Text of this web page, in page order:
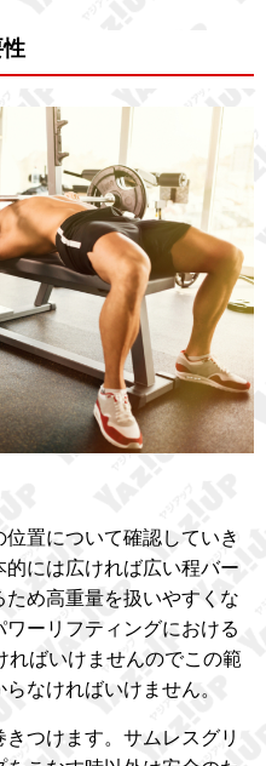
置について確認していき
には広ければ広い程バー
め高重量を扱いやすくな
ーリフティングにおける
ればいけませんのでこの範
なければいけません。
つけます。サムレスグリ